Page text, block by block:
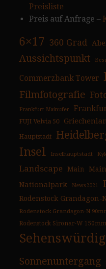
Preisliste
Preis auf Anfrage –
6×17 360 Grad
Aussichtspunkt
Commerzbank Tower
Filmfotografie
Frankfurt Mainufer
FUJI Velvia 50
Hauptstadt
Insel Inselhauptstadt
Landscape Main
Nationalpark News2021
Rodenstock Grandagon-
Rodenstock Grandagon-N
Rodenstock Sironar-W
Sonnenuntergang